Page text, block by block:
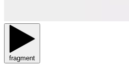
fragment